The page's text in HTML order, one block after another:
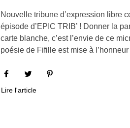
Nouvelle tribune d’expression libre
épisode d’EPIC TRIB’ ! Donner la
carte blanche, c’est l’envie de ce
poésie de Fifille est mise à
Lire l'article